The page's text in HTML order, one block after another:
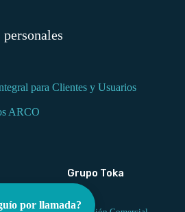
para Clientes y Usuarios
ARCO
Grupo Toka
por llamada?